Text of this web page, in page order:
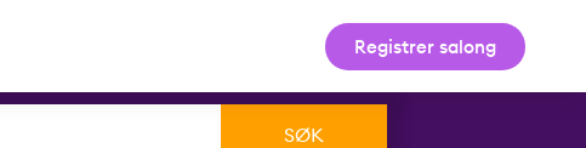
Registrer salong